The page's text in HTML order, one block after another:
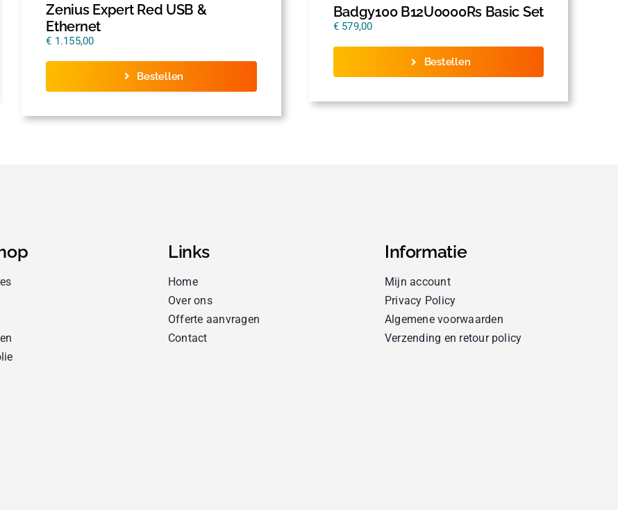
Zenius Expert Red USB &
Ethernet
€ 1.155,00
Bestellen
Badgy100 B12U0000Rs Basic Set
€579,00
Bestellen
Links
Home
Over ons
Offerte aanvragen
Contact
Informatie
Mijn account
Privacy Policy
Algemene voorwaarden
Verzending en retour policy